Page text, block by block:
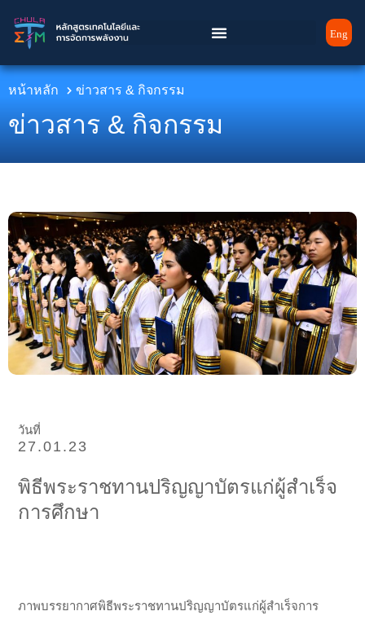
Eng
หน้าหลัก ข่าวสาร & กิจกรรม​
ข่าวสาร &กิจกรรม​
วันที่
27.01.23
พิธีพระราชทานปริญญาบัตรแก่ผู้สำเร็จ
การศึกษา
ภาพบรรยากาศพิธีพระราชทานปริญญาบัตรแก่ผู้สำเร็จการ